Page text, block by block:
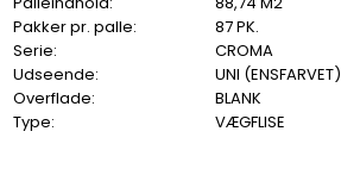
Pakker pr. palle:
87 PK.
Serie:
CROMA
Udseende:
UNI (ENSFARVET)
Overflade:
BLANK
Type:
VÆGFLISE